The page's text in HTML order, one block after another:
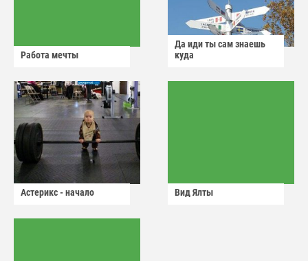
Работа мечты
Да иди ты сам знаешь
куда
Астерикс - начало Вид Ялты